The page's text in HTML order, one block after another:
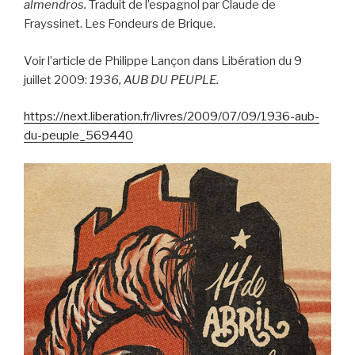
almendros. Traduit de l’espagnol par Claude de
Frayssinet. Les Fondeurs de Brique.
Voir l’article de Philippe Lançon dans Libération du 9
juillet 2009: 1936, AUB DU PEUPLE.
https://next.liberation.fr/livres/2009/07/09/1936-aub-
du-peuple_569440